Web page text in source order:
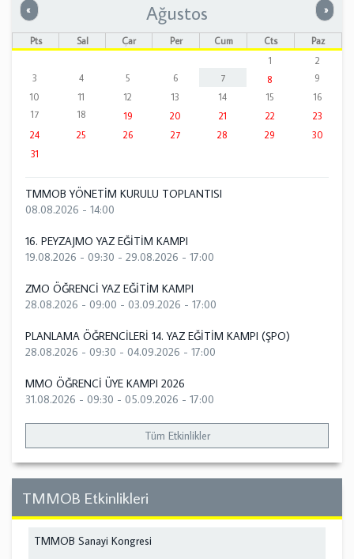
« Önceki »
Ağustos
Pts Sal Çar Per Cum Cts
Paz
1
2
3
4 5 6 7 8
9
10
11 12 13 14 15
16
17
18 19 20 21 22
23
24
25 26 27 28 29
30
31
TMMOB YÖNETİM KURULU TOPLANTISI
08.08.2026 - 14:00
16. PEYZAJMO YAZ EĞİTİM KAMPI
19.08.2026 - 09:30 - 29.08.2026 - 17:00
ZMO ÖĞRENCİ YAZ EĞİTİM KAMPI
28.08.2026 - 09:00 - 03.09.2026 - 17:00
PLANLAMA ÖĞRENCİLERİ 14. YAZ EĞİTİM KAMPI (ŞPO)
28.08.2026 - 09:30 - 04.09.2026 - 17:00
MMO ÖĞRENCİ ÜYE KAMPI 2026
31.08.2026 - 09:30 - 05.09.2026 - 17:00
Tüm Etkinlikler
TMMOB Etkinlikleri
TMMOB Sanayi Kongresi